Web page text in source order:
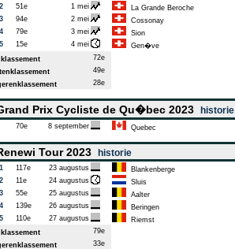
51e 1 mei La Grande Beroche
94e 2 mei Cossonay
79e 3 mei Sion
15e 4 mei Gen�ve
72e
49e
28e
Prix Cycliste de Qu�bec 2023 historie
70e 8 september Quebec
Tour 2023 historie
117e 23 augustus Blankenberge
11e 24 augustus Sluis
55e 25 augustus Aalter
139e 26 augustus Beringen
110e 27 augustus Riemst
79e
33e